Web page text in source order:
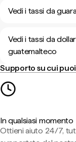
Vedi i tassi da
Vedi i tassi da
guatemalteco
Supporto su cui
In qualsiasi momento
Ottieni aiuto 24/7,